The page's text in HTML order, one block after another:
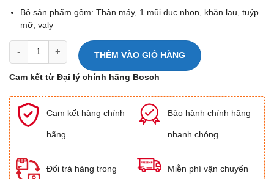
Bộ sản phẩm gồm: Thân máy, 1 mũi đục nhọn, khăn lau, tuýp
mỡ, valy
Máy đục bê tông Bosch GSH 16-30 số lượng
THÊM VÀO GIỎ HÀNG
Cam kết từ Đại lý chính hãng Bosch
Cam kết hàng chính
hãng
Bảo hành chính hãng
nhanh chóng
Đổi trả hàng trong Miễn phí vận chuyển